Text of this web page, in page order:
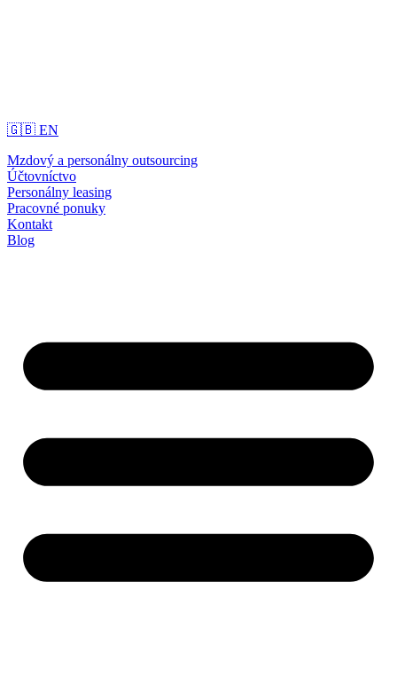
🇬🇧 EN
Mzdový a personálny outsourcing
Účtovníctvo
Personálny leasing
Pracovné ponuky
Kontakt
Blog